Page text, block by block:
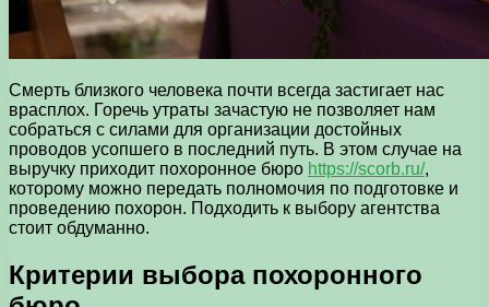
Смерть близкого человека почти всегда застигает нас
врасплох. Горечь утраты зачастую не позволяет нам
собраться с силами для организации достойных
проводов усопшего в последний путь. В этом случае на
выручку приходит похоронное бюро https://scorb.ru/,
которому можно передать полномочия по подготовке и
проведению похорон. Подходить к выбору агентства
стоит обдуманно.
Критерии выбора похоронного